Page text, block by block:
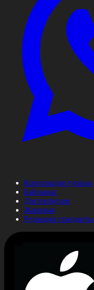
Корпорация туралы
Байланыс
Дистрибуция
Жарнама
Редакция стандарты